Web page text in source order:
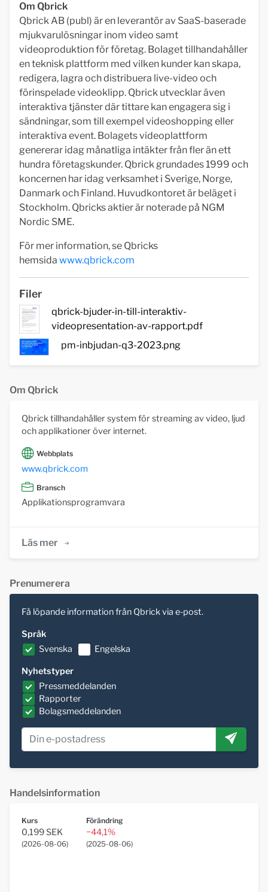
Om Qbrick
Qbrick AB (publ) är en leverantör av SaaS-baserade
mjukvarulösningar inom video samt
videoproduktion för företag. Bolaget tillhandahåller
en teknisk plattform med vilken kunder kan skapa,
redigera, lagra och distribuera live-video och
förinspelade videoklipp. Qbrick utvecklar även
interaktiva tjänster där tittare kan engagera sig i
sändningar, som till exempel videoshopping eller
interaktiva event. Bolagets videoplattform
genererar idag månatliga intäkter från fler än ett
hundra företagskunder. Qbrick grundades 1999 och
koncernen har idag verksamhet i Sverige, Norge,
Danmark och Finland. Huvudkontoret är beläget i
Stockholm. Qbricks aktier är noterade på NGM
Nordic SME.
För mer information, se Qbricks
hemsida www.qbrick.com
Filer
qbrick-bjuder-in-till-interaktiv-
videopresentation-av-rapport.pdf
pm-inbjudan-q3-2023.png
Om Qbrick
Qbrick tillhandahåller system för streaming av video, ljud
och applikationer över internet.
Webbplats
www.qbrick.com
Bransch
Applikationsprogramvara
Läs mer
Prenumerera
Få löpande information från Qbrick via e-post.
Språk
Svenska
Engelska
Nyhetstyper
Pressmeddelanden
Rapporter
Bolagsmeddelanden
Handelsinformation
Kurs
0,199 SEK
(2026-08-06)
Förändring
−44,1%
(2025-08-06)